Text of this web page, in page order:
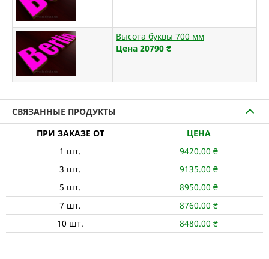
Высота буквы 700 мм
Цена 20790 ₴
СВЯЗАННЫЕ ПРОДУКТЫ
ПРИ ЗАКАЗЕ ОТ
ЦЕНА
1 шт. 9420.00 ₴
3 шт. 9135.00 ₴
5 шт. 8950.00 ₴
7 шт. 8760.00 ₴
10 шт. 8480.00 ₴